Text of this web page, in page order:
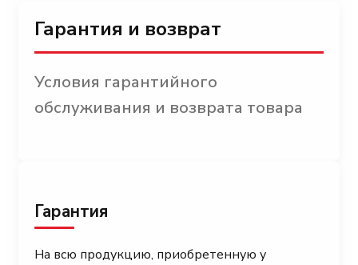
Гарантия и возврат
Условия гарантийного
обслуживания и возврата товара
Гарантия
На всю продукцию, приобретенную у